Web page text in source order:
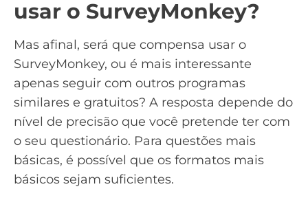
usar o SurveyMonkey?
Mas afinal, será que compensa usar o
SurveyMonkey, ou é mais interessante
apenas seguir com outros programas
similares e gratuitos? A resposta depende do
nível de precisão que você pretende ter com
o seu questionário. Para questões mais
básicas, é possível que os formatos mais
básicos sejam suficientes.